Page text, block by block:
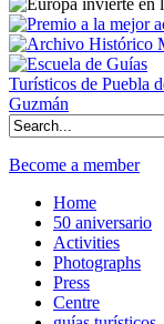
Become a member
Home
50 aniversario
Activities
Photographs
Press
Centre